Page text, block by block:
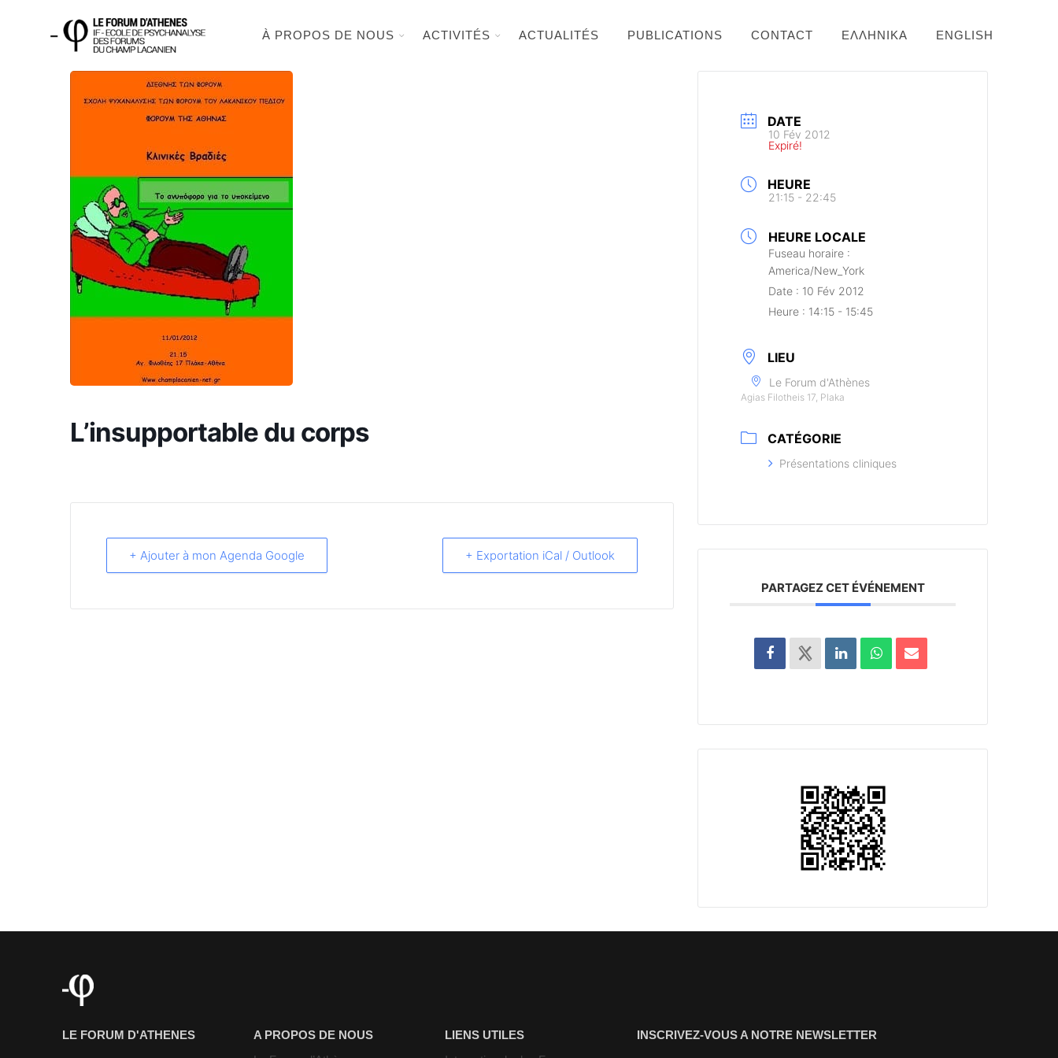
À PROPOS DE NOUS ACTIVITÉS ACTUALITÉS PUBLICATIONS CONTACT ΕΛΛΗΝΙΚΆ ENGLISH
L’insupportable du corps
+ Ajouter à mon Agenda Google + Exportation iCal / Outlook
DATE
10 Fév 2012
Expiré!
HEURE
21:15 - 22:45
HEURE LOCALE
Fuseau horaire :
America/New_York
Date : 10 Fév 2012
Heure : 14:15 - 15:45
LIEU
Le Forum d'Athènes
Agias Filotheis 17, Plaka
CATÉGORIE
Présentations cliniques
PARTAGEZ CET ÉVÉNEMENT
LE FORUM D'ATHENES
A PROPOS DE NOUS
LIENS UTILES
INSCRIVEZ-VOUS A NOTRE NEWSLETTER